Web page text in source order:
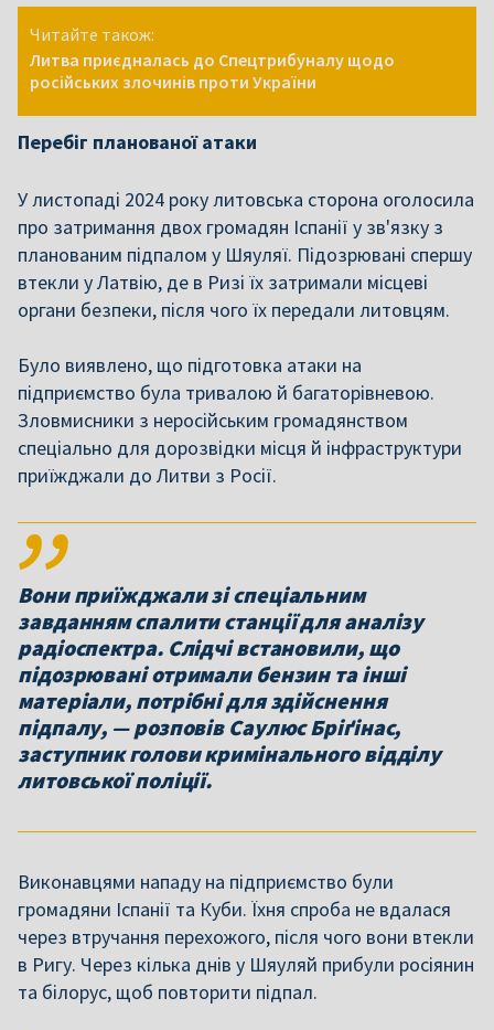
Читайте також:
Литва приєдналась до Спецтрибуналу щодо
російських злочинів проти України
Перебіг планованої атаки
У листопаді 2024 року литовська сторона оголосила
про затримання двох громадян Іспанії у зв'язку з
планованим підпалом у Шяуляї. Підозрювані спершу
втекли у Латвію, де в Ризі їх затримали місцеві
органи безпеки, після чого їх передали литовцям.
Було виявлено, що підготовка атаки на
підприємство була тривалою й багаторівневою.
Зловмисники з неросійським громадянством
спеціально для дорозвідки місця й інфраструктури
приїжджали до Литви з Росії.
Вони приїжджали зі спеціальним
завданням спалити станції для аналізу
радіоспектра. Слідчі встановили, що
підозрювані отримали бензин та інші
матеріали, потрібні для здійснення
підпалу, — розповів Саулюс Бріґінас,
заступник голови кримінального відділу
литовської поліції.
Виконавцями нападу на підприємство були
громадяни Іспанії та Куби. Їхня спроба не вдалася
через втручання перехожого, після чого вони втекли
в Ригу. Через кілька днів у Шяуляй прибули росіянин
та білорус, щоб повторити підпал.